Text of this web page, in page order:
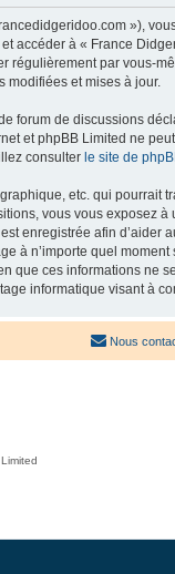
»),
accéder à « France
par vous-
modifiées et mises à jour.
forum de discussions
et phpBB Limited ne
consulter le site de
etc. qui pourrait
vous vous exposez
enregistrée afin
n’importe quel
que ces informations ne
informatique visant à
Nous